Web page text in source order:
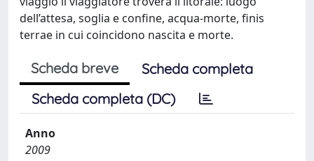
dell’attesa, soglia e confine, acqua-morte, finis
terrae in cui coincidono nascita e morte.
Scheda breve
Scheda completa
Scheda completa (DC)
Anno
2009